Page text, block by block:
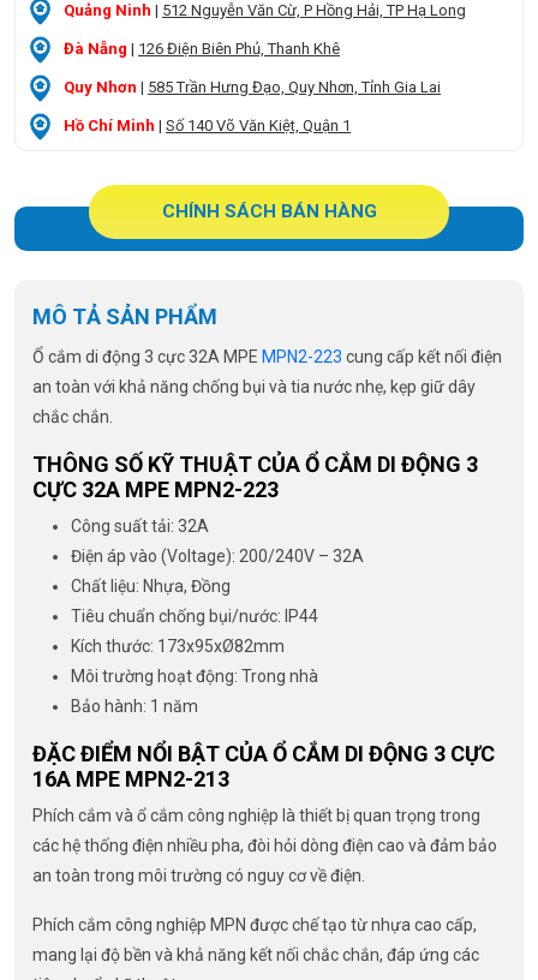
Quảng Ninh | 512 Nguyễn Văn Cừ, P Hồng Hải, TP Hạ Long
Đà Nẵng | 126 Điện Biên Phủ, Thanh Khê
Quy Nhơn | 585 Trần Hưng Đạo, Quy Nhơn, Tỉnh Gia Lai
Hồ Chí Minh | Số 140 Võ Văn Kiệt, Quận 1
CHÍNH SÁCH BÁN HÀNG
MÔ TẢ SẢN PHẨM
Ổ cắm di động 3 cực 32A MPE MPN2-223 cung cấp kết nối điện
an toàn với khả năng chống bụi và tia nước nhẹ, kẹp giữ dây
chắc chắn.
THÔNG SỐ KỸ THUẬT CỦA Ổ CẮM DI ĐỘNG 3
CỰC 32A MPE MPN2-223
Công suất tải: 32A
Điện áp vào (Voltage): 200/240V – 32A
Chất liệu: Nhựa, Đồng
Tiêu chuẩn chống bụi/nước: IP44
Kích thước: 173x95xØ82mm
Môi trường hoạt động: Trong nhà
Bảo hành: 1 năm
ĐẶC ĐIỂM NỔI BẬT CỦA Ổ CẮM DI ĐỘNG 3 CỰC
16A MPE MPN2-213
Phích cắm và ổ cắm công nghiệp là thiết bị quan trọng trong
các hệ thống điện nhiều pha, đòi hỏi dòng điện cao và đảm bảo
an toàn trong môi trường có nguy cơ về điện.
Phích cắm công nghiệp MPN được chế tạo từ nhựa cao cấp,
mang lại độ bền và khả năng kết nối chắc chắn, đáp ứng các